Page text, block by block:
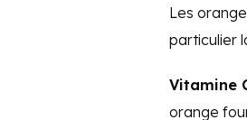
Les
particulier
Vitamine
orange